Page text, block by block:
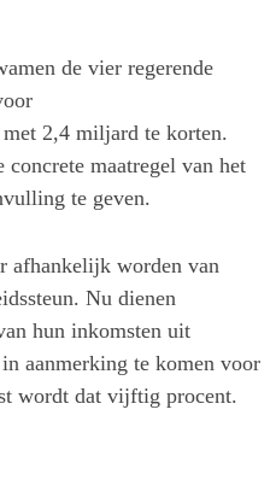
de vier regerende
2,4 miljard te korten.
maatregel van het
te geven.
afhankelijk worden van
Nu dienen
hun inkomsten uit
aanmerking te komen voor
wordt dat vijftig procent.